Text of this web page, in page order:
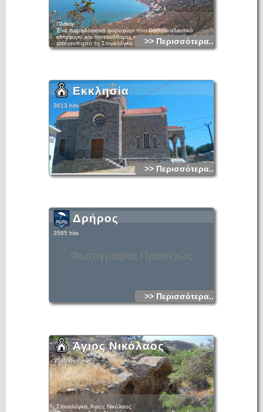
Πλάκα
Ένα παραδοσιακό ψαροχώρι που διαθέτει αλιευτικό
καταφύγιο και πεντακάθαρες παραλίες με βότσαλο. Βρίσκεται
απέναντι από τη Σπιναλόγκα στη δυτική ακτή της
λιμνοθάλασσας της Ελούντας. Σήμερα εξελίσσεται σε ένα
>> Περισσότερα...
Εκκλησία
3613 hits
>> Περισσότερα...
Φωτογραφίες Προσεχώς
Δρήρος
3585 hits
>> Περισσότερα...
Άγιος Νικόλαος
3580 hits
Σπιναλόγκα, Άγιος Νικόλαος